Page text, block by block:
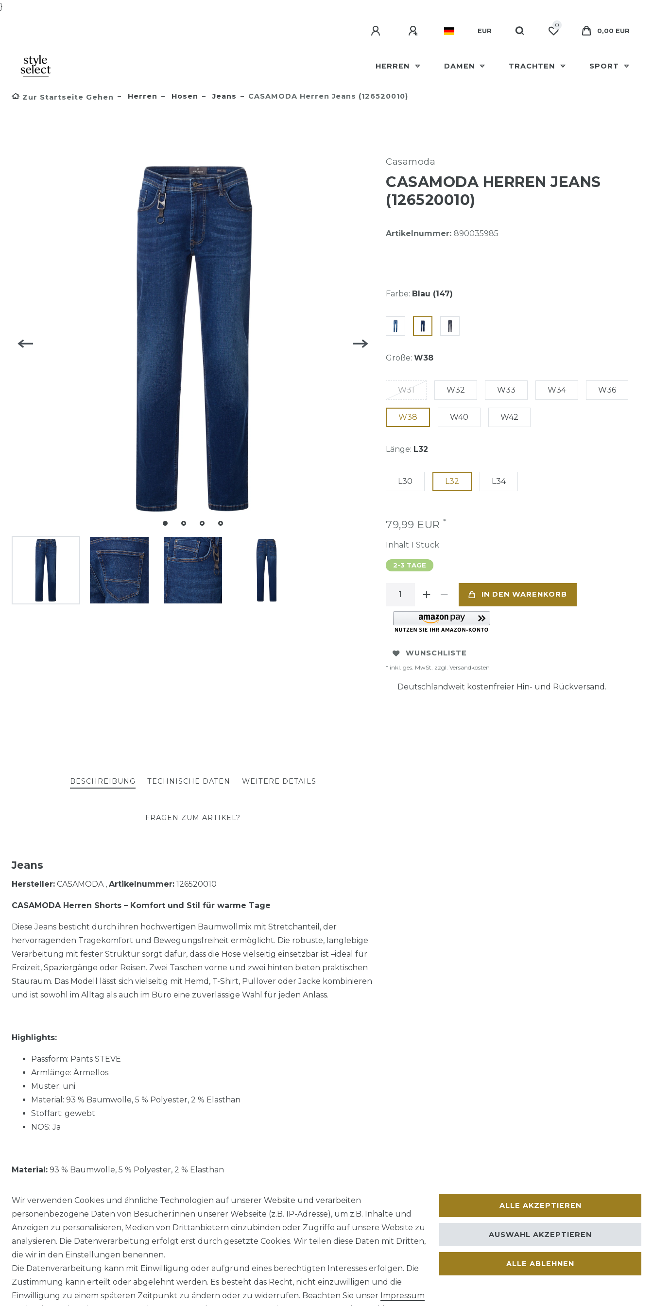
}
EUR
0
0,00 EUR
HERREN DAMEN TRACHTEN SPORT
Zur Startseite Gehen Herren Hosen Jeans CASAMODA Herren Jeans (126520010)
Casamoda
CASAMODA HERREN JEANS
(126520010)
Artikelnummer: 890035985
Farbe: Blau (147)
Größe: W38
W31 W32 W33 W34 W36
W38 W40 W42
Länge: L32
L30 L32 L34
79,99 EUR *
Inhalt 1 Stück
2-3 TAGE
IN DEN WARENKORB
WUNSCHLISTE
* inkl. ges. MwSt. zzgl. Versandkosten
Deutschlandweit kostenfreier Hin- und Rückversand.
BESCHREIBUNG TECHNISCHE DATEN WEITERE DETAILS
FRAGEN ZUM ARTIKEL?
Jeans
Hersteller: CASAMODA , Artikelnummer: 126520010
CASAMODA Herren Shorts – Komfort und Stil für warme Tage
Diese Jeans besticht durch ihren hochwertigen Baumwollmix mit Stretchanteil, der
hervorragenden Tragekomfort und Bewegungsfreiheit ermöglicht. Die robuste, langlebige
Verarbeitung mit fester Struktur sorgt dafür, dass die Hose vielseitig einsetzbar ist –ideal für
Freizeit, Spaziergänge oder Reisen. Zwei Taschen vorne und zwei hinten bieten praktischen
Stauraum. Das Modell lässt sich vielseitig mit Hemd, T-Shirt, Pullover oder Jacke kombinieren
und ist sowohl im Alltag als auch im Büro eine zuverlässige Wahl für jeden Anlass.
Highlights:
Passform: Pants STEVE
Armlänge: Ärmellos
Muster: uni
Material: 93 % Baumwolle, 5 % Polyester, 2 % Elasthan
Stoffart: gewebt
NOS: Ja
Material: 93 % Baumwolle, 5 % Polyester, 2 % Elasthan
Impressum Daten­schutz­erklärung AGB Barrierefreiheitserklärung Widerrufs­recht
Wir verwenden Cookies und ähnliche Technologien auf unserer Website und verarbeiten
personenbezogene Daten von Besucher:innen unserer Webseite (z.B. IP-Adresse), um z.B. Inhalte und
Anzeigen zu personalisieren, Medien von Drittanbietern einzubinden oder Zugriffe auf unsere Website zu
analysieren. Die Datenverarbeitung erfolgt erst durch gesetzte Cookies. Wir teilen diese Daten mit Dritten,
die wir in den Einstellungen benennen.
Die Datenverarbeitung kann mit Einwilligung oder aufgrund eines berechtigten Interesses erfolgen. Die
Zustimmung kann erteilt oder abgelehnt werden. Es besteht das Recht, nicht einzuwilligen und die
Einwilligung zu einem späteren Zeitpunkt zu ändern oder zu widerrufen. Beachten Sie unser Impressum
ALLE AKZEPTIEREN
ALLE ABLEHNEN
AUSWAHL AKZEPTIEREN